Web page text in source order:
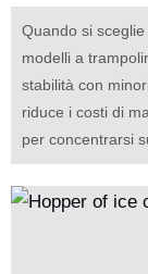
Quando si
modelli a
stabilità con
riduce i costi di
per concentrarsi
particolarmente
garantendo un '